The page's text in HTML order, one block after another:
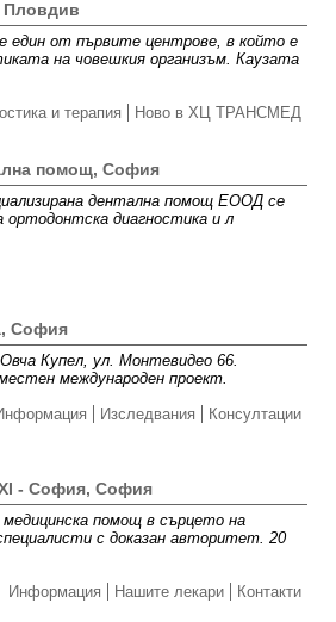
Пловдив
един от първите центрове, в който е
на човешкия организъм. Каузата
и терапия Ново в ХЦ ТРАНСМЕД
помощ, София
дентална помощ ЕООД се
ортодонтска диагностика и л
София
Купел, ул. Монтевидео 66.
международен проект.
Изследвания Консултации
XI - София, София
помощ в сърцето на
с доказан авторитет. 20
Информация
Нашите лекари Контакти